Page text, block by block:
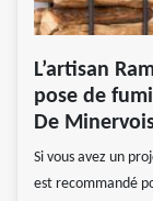
L’artisan
pose de
De
Si vous avez un
est recommandé